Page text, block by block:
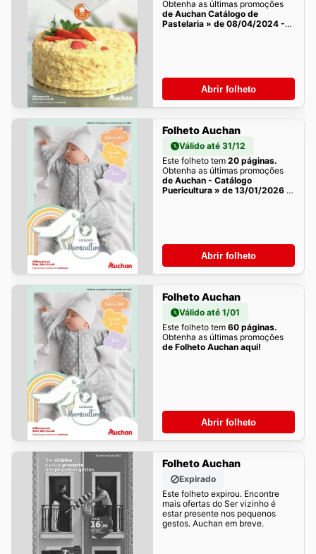
Obtenha as últimas promoções
de Auchan Catálogo de
Pastelaria » de 08/04/2024 -
Abrir folheto
Folheto Auchan
Válido até 31/12
Este folheto tem 20 páginas.
Obtenha as últimas promoções
de Auchan - Catálogo
Puericultura » de 13/01/2026 -
Abrir folheto
Folheto Auchan
Válido até 1/01
Este folheto tem 60 páginas.
Obtenha as últimas promoções
de Folheto Auchan aqui!
Abrir folheto
Folheto Auchan
Expirado
Este folheto expirou. Encontre
mais ofertas do Ser vizinho é
estar presente nos pequenos
gestos. Auchan em breve.